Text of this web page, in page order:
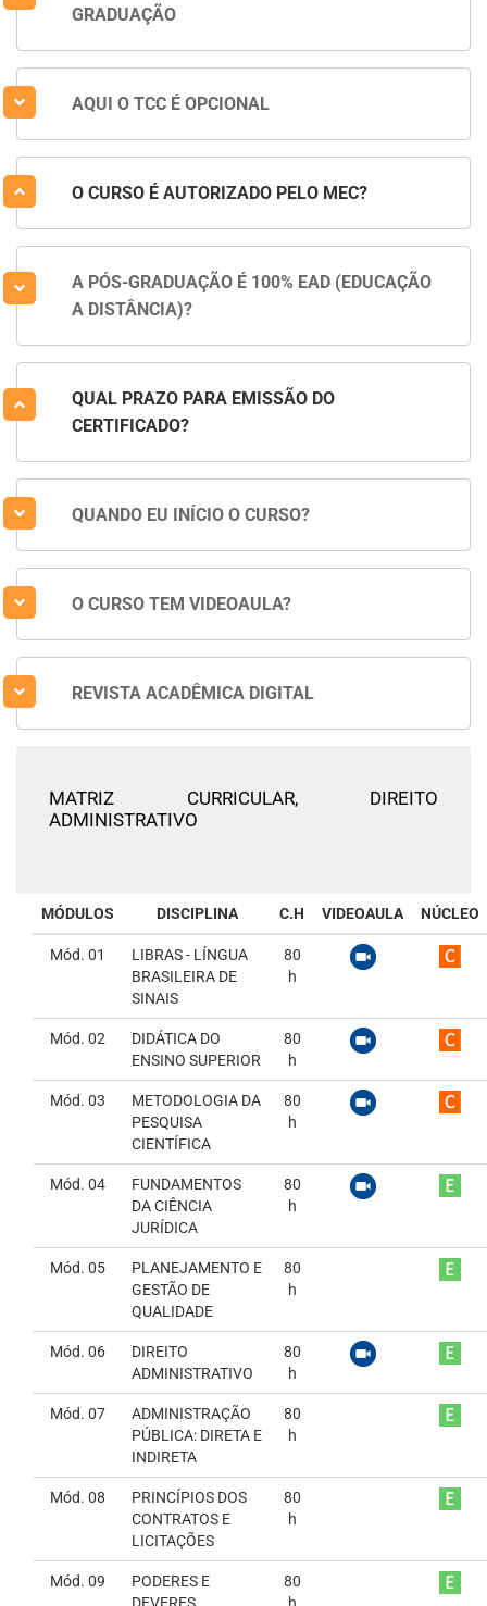
GRADUAÇÃO
AQUI O TCC É OPCIONAL
O CURSO É AUTORIZADO PELO MEC?
A PÓS-GRADUAÇÃO É 100% EAD (EDUCAÇÃO
A DISTÂNCIA)?
QUAL PRAZO PARA EMISSÃO DO
CERTIFICADO?
QUANDO EU INÍCIO O CURSO?
O CURSO TEM VIDEOAULA?
REVISTA ACADÊMICA DIGITAL
MATRIZ CURRICULAR, DIREITO
ADMINISTRATIVO
MÓDULOS DISCIPLINA C.H VIDEOAULA NÚCLEO
Mód. 01
LIBRAS - LÍNGUA
BRASILEIRA DE
SINAIS
80
h
Mód. 02
DIDÁTICA DO
ENSINO SUPERIOR
80
h
Mód. 03
METODOLOGIA DA
PESQUISA
CIENTÍFICA
80
h
Mód. 04
FUNDAMENTOS
DA CIÊNCIA
JURÍDICA
80
h
Mód. 05
PLANEJAMENTO E
GESTÃO DE
QUALIDADE
80
h
Mód. 06
DIREITO
ADMINISTRATIVO
80
h
Mód. 07
ADMINISTRAÇÃO
PÚBLICA: DIRETA E
INDIRETA
80
h
Mód. 08
PRINCÍPIOS DOS
CONTRATOS E
LICITAÇÕES
80
h
Mód. 09
PODERES E
80